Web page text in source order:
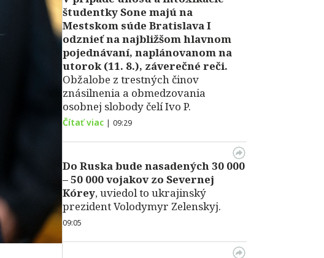
študentky Sone majú na
Mestskom súde Bratislava I
odznieť na najbližšom hlavnom
pojednávaní, naplánovanom na
utorok (11. 8.), záverečné reči.
Obžalobe z trestných činov
znásilnenia a obmedzovania
osobnej slobody čelí Ivo P.
Čítať viac | 09:29
Do Ruska bude nasadených 30 000
– 50 000 vojakov zo Severnej
Kórey, uviedol to ukrajinský
prezident Volodymyr Zelenskyj.
09:05